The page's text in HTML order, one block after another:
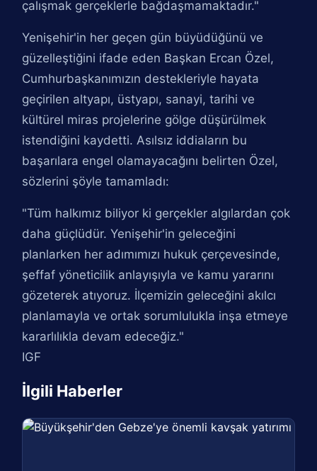
çalışmak gerçeklerle bağdaşmamaktadır."
Yenişehir'in her geçen gün büyüdüğünü ve
güzelleştiğini ifade eden Başkan Ercan Özel,
Cumhurbaşkanımızın destekleriyle hayata
geçirilen altyapı, üstyapı, sanayi, tarihi ve
kültürel miras projelerine gölge düşürülmek
istendiğini kaydetti. Asılsız iddiaların bu
başarılara engel olamayacağını belirten Özel,
sözlerini şöyle tamamladı:
"Tüm halkımız biliyor ki gerçekler algılardan çok
daha güçlüdür. Yenişehir'in geleceğini
planlarken her adımımızı hukuk çerçevesinde,
şeffaf yöneticilik anlayışıyla ve kamu yararını
gözeterek atıyoruz. İlçemizin geleceğini akılcı
planlamayla ve ortak sorumlulukla inşa etmeye
kararlılıkla devam edeceğiz."
IGF
İlgili Haberler